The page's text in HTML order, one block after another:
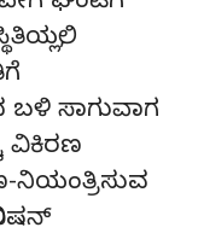
ಬಳಿ ಸಾಗುವಾಗ
ವಿಕಿರಣ
ನಿಯಂತ್ರಿಸುವ